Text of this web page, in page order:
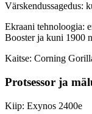
Värskendussagedus:
Ekraani tehnoloogia:
Booster ja kuni 1900
Kaitse: Corning
Protsessor ja
Kiip: Exynos 2400e